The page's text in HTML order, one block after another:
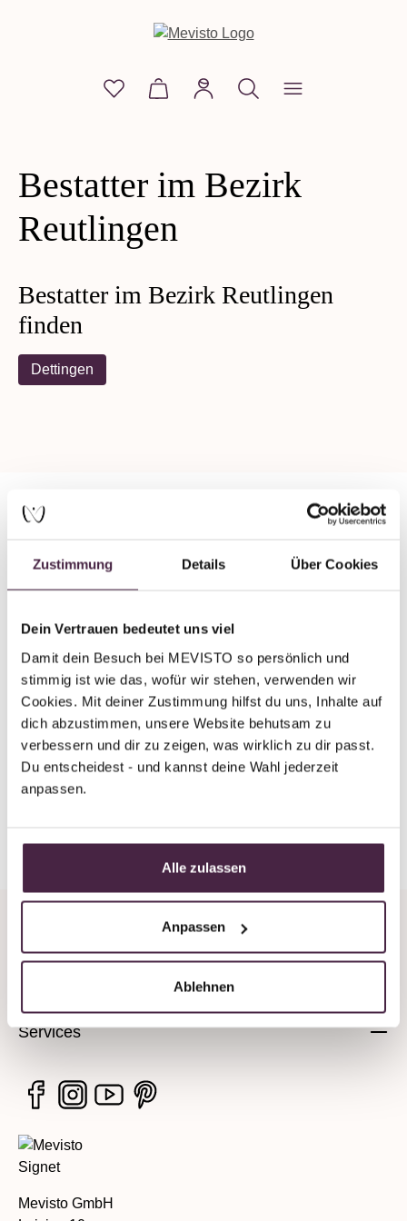
Zustimmung Details Über Cookies
Dein Vertrauen bedeutet uns viel
Damit dein Besuch bei MEVISTO so persönlich und
stimmig ist wie das, wofür wir stehen, verwenden wir
Cookies. Mit deiner Zustimmung hilfst du uns, Inhalte auf
dich abzustimmen, unsere Website behutsam zu
verbessern und dir zu zeigen, was wirklich zu dir passt.
Du entscheidest - und kannst deine Wahl jederzeit
anpassen.
Alle zulassen
Anpassen
Ablehnen
Du hast 0 Produkte auf dem Merkzettel
Warenkorb enthält 0 Positionen.
Bestatter im Bezirk
Reutlingen
Bestatter im Bezirk Reutlingen
finden
Dettingen
Humanbestattung
Karlstraße 39
72581 Dettingen
Deutschland
E-Mail senden
Services
Mevisto GmbH